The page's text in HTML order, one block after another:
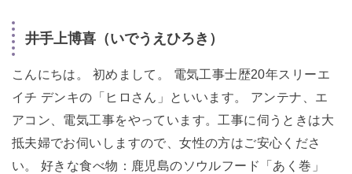
井手上博喜（いでうえひろき）
こんにちは。 初めまして。 電気工事士歴20年スリーエ
イチ デンキの「ヒロさん」といいます。 アンテナ、エ
アコン、電気工事をやっています。工事に伺うときは大
抵夫婦でお伺いしますので、女性の方はご安心くださ
い。 好きな食べ物：鹿児島のソウルフード「あく巻」